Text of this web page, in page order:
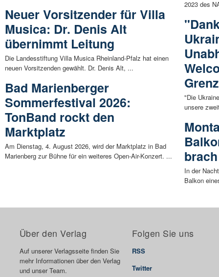
Neuer Vorsitzender für Villa
Musica: Dr. Denis Alt
übernimmt Leitung
Die Landesstiftung Villa Musica Rheinland-Pfalz hat einen
neuen Vorsitzenden gewählt. Dr. Denis Alt, ...
Bad Marienberger
Sommerfestival 2026:
TonBand rockt den
Marktplatz
Am Dienstag, 4. August 2026, wird der Marktplatz in Bad
Marienberg zur Bühne für ein weiteres Open-Air-Konzert. ...
2023 des
"Die
unsere
In der
Balkon
Über den Verlag
Auf unserer Verlagsseite finden Sie
mehr Informationen über den Verlag
und unser Team.
Folgen Sie uns
RSS
Twitter